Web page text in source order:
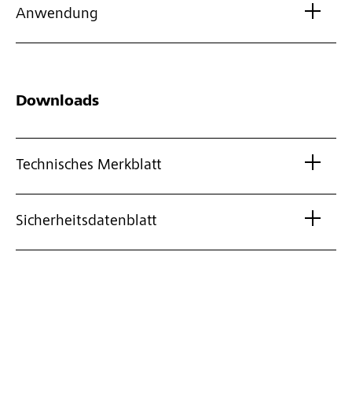
Anwendung
Downloads
Technisches Merkblatt
Sicherheitsdatenblatt